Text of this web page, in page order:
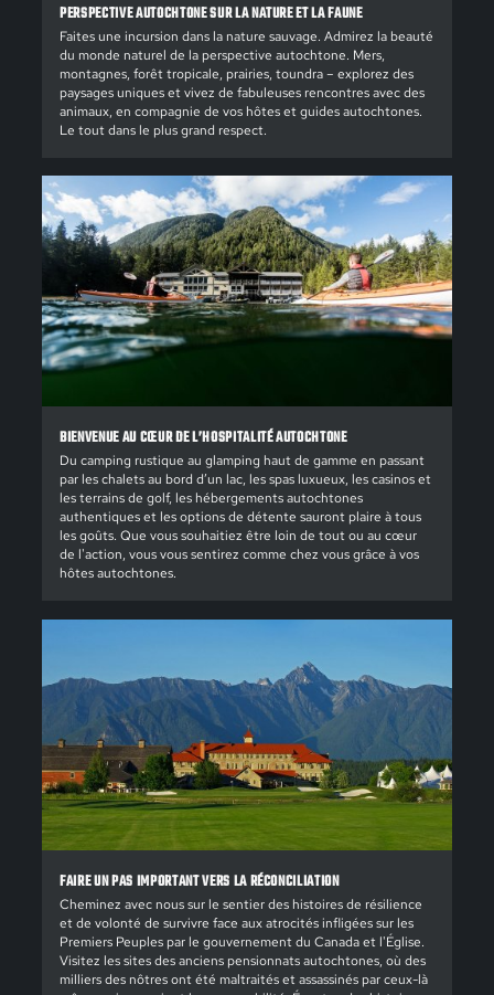
PERSPECTIVE AUTOCHTONE SUR LA NATURE ET LA FAUNE
Faites une incursion dans la nature sauvage. Admirez la beauté
du monde naturel de la perspective autochtone. Mers,
montagnes, forêt tropicale, prairies, toundra – explorez des
paysages uniques et vivez de fabuleuses rencontres avec des
animaux, en compagnie de vos hôtes et guides autochtones.
Le tout dans le plus grand respect.
BIENVENUE AU CŒUR DE L’HOSPITALITÉ AUTOCHTONE
Du camping rustique au glamping haut de gamme en passant
par les chalets au bord d’un lac, les spas luxueux, les casinos et
les terrains de golf, les hébergements autochtones
authentiques et les options de détente sauront plaire à tous
les goûts. Que vous souhaitiez être loin de tout ou au cœur
de l'action, vous vous sentirez comme chez vous grâce à vos
hôtes autochtones.
FAIRE UN PAS IMPORTANT VERS LA RÉCONCILIATION
Cheminez avec nous sur le sentier des histoires de résilience
et de volonté de survivre face aux atrocités infligées sur les
Premiers Peuples par le gouvernement du Canada et l'Église.
Visitez les sites des anciens pensionnats autochtones, où des
milliers des nôtres ont été maltraités et assassinés par ceux-là